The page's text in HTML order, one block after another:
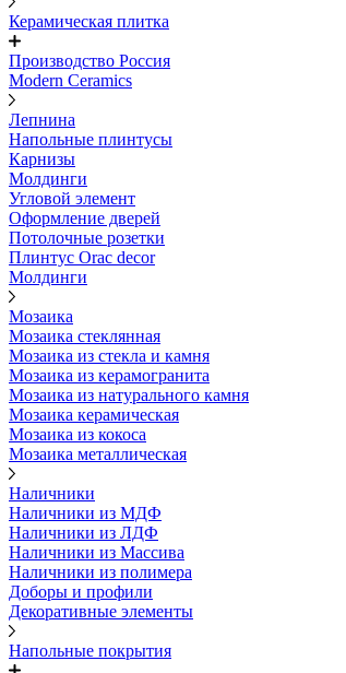
Керамическая плитка
Производство Россия
Modern Ceramics
Лепнина
Напольные плинтусы
Карнизы
Молдинги
Угловой элемент
Оформление дверей
Потолочные розетки
Плинтус Orac decor
Молдинги
Мозаика
Мозаика стеклянная
Мозаика из стекла и камня
Мозаика из керамогранита
Мозаика из натурального камня
Мозаика керамическая
Мозаика из кокоса
Мозаика металлическая
Наличники
Наличники из МДФ
Наличники из ЛДФ
Наличники из Массива
Наличники из полимера
Доборы и профили
Декоративные элементы
Напольные покрытия